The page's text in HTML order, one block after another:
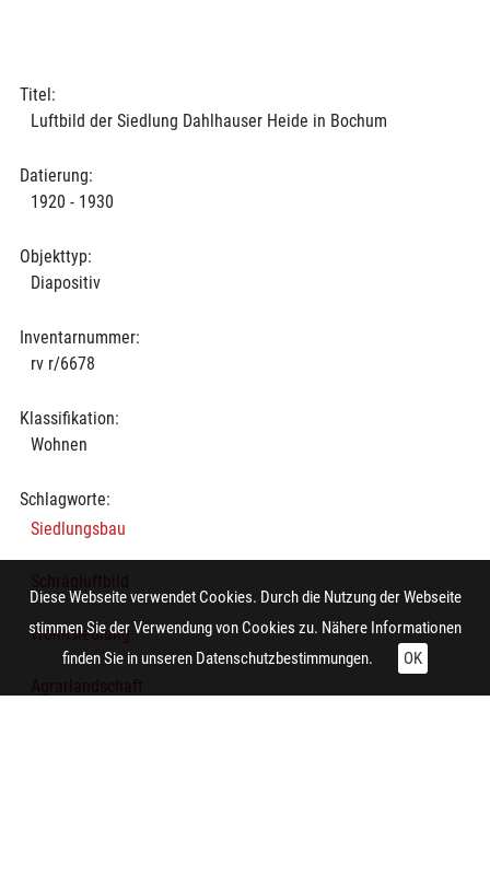
Titel:
Luftbild der Siedlung Dahlhauser Heide in Bochum
Datierung:
1920 - 1930
Objekttyp:
Diapositiv
Inventarnummer:
rv r/6678
Klassifikation:
Wohnen
Schlagworte:
Siedlungsbau
Wohnsiedlung
Diese Webseite verwendet Cookies. Durch die Nutzung der Webseite
stimmen Sie der Verwendung von Cookies zu. Nähere Informationen
finden Sie in unseren Datenschutzbestimmungen. OK